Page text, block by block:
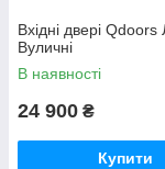
Вхідні двері Qdoors
Вуличні
В наявності
24 900 ₴
Купити